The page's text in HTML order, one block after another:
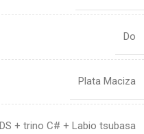
Do
Plata Maciza
DS + trino C# + Labio tsubasa